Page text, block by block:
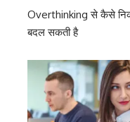
Overthinking से कैसे
बदल सकती है